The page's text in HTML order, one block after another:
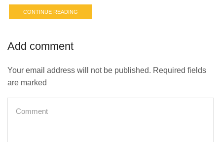
CONTINUE READING
Add comment
Your email address will not be published. Required fields
are marked